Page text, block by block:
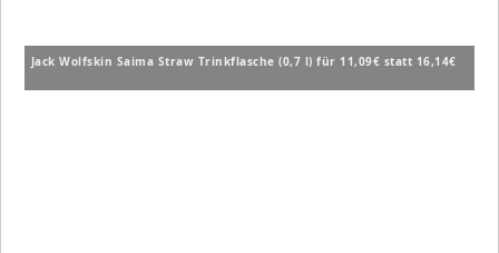
Jack Wolfskin Saima Straw Trinkflasche (0,7 l) für 11,09€ statt 16,14€